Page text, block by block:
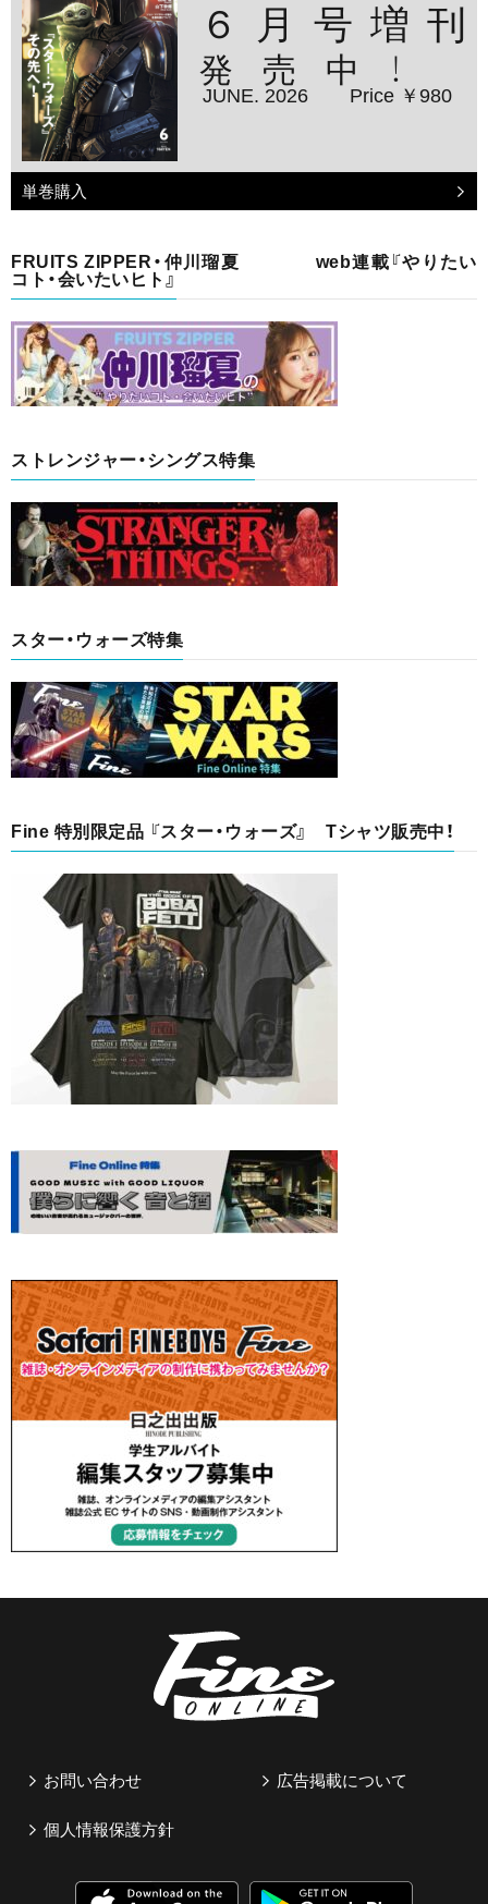
６月号増刊
発売中！
JUNE. 2026 Price ￥980
単巻購入
FRUITS ZIPPER・仲川瑠夏 web連載『やりたい
コト・会いたいヒト』
ストレンジャー・シングス特集
スター・ウォーズ特集
Fine 特別限定品 『スター・ウォーズ』 Tシャツ販売中！
お問い合わせ 広告掲載について
個人情報保護方針